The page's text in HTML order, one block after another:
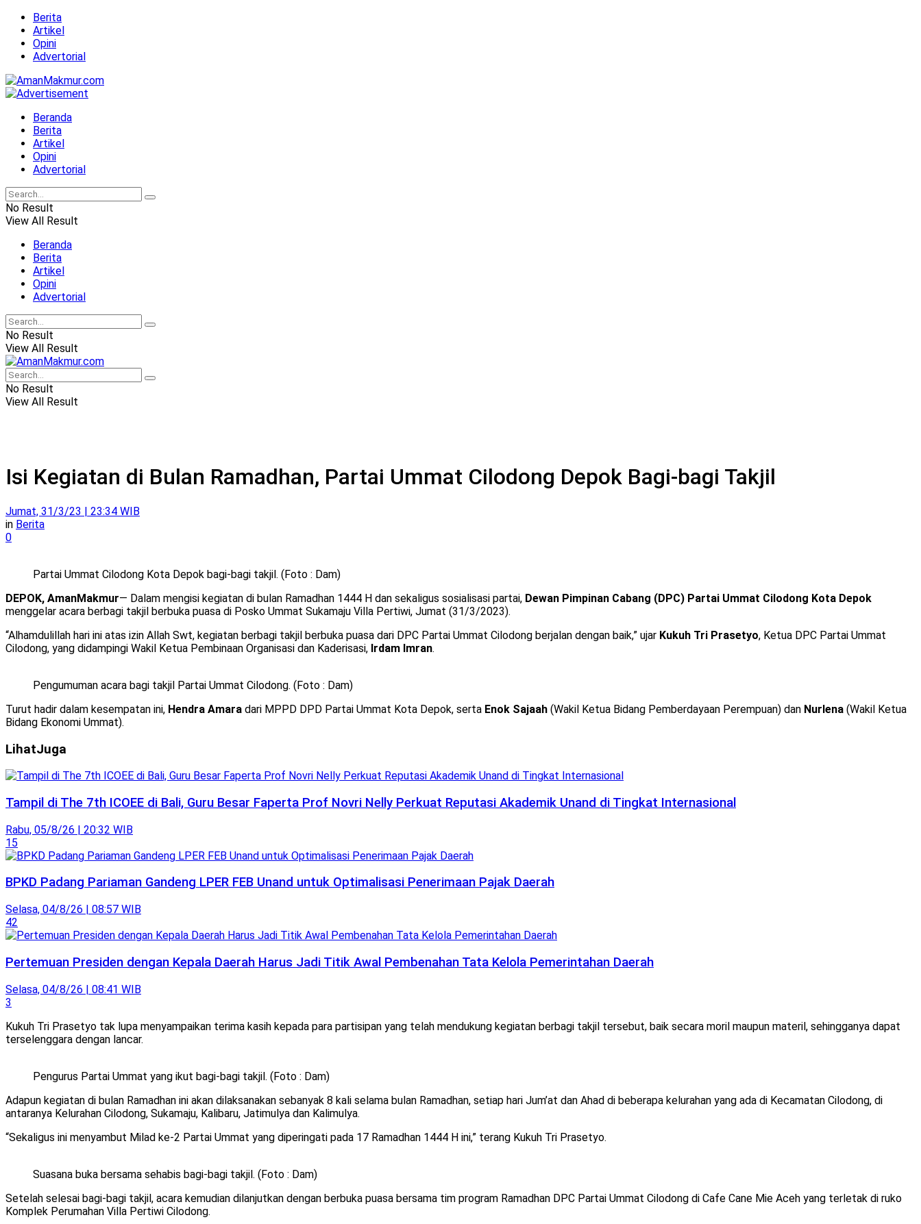
Berita
Artikel
Opini
Advertorial
Beranda
Berita
Artikel
Opini
Advertorial
No Result
View All Result
Beranda
Berita
Artikel
Opini
Advertorial
No Result
View All Result
No Result
View All Result
Isi Kegiatan di Bulan Ramadhan, Partai Ummat Cilodong Depok Bagi-bagi Takjil
Jumat, 31/3/23 | 23:34 WIB
in Berita
0
Partai Ummat Cilodong Kota Depok bagi-bagi takjil. (Foto : Dam)
DEPOK, AmanMakmur— Dalam mengisi kegiatan di bulan Ramadhan 1444 H dan sekaligus sosialisasi partai, Dewan Pimpinan Cabang (DPC) Partai Ummat Cilodong Kota Depok
menggelar acara berbagi takjil berbuka puasa di Posko Ummat Sukamaju Villa Pertiwi, Jumat (31/3/2023).
“Alhamdulillah hari ini atas izin Allah Swt, kegiatan berbagi takjil berbuka puasa dari DPC Partai Ummat Cilodong berjalan dengan baik,” ujar Kukuh Tri Prasetyo, Ketua DPC Partai Ummat
Cilodong, yang didampingi Wakil Ketua Pembinaan Organisasi dan Kaderisasi, Irdam Imran.
Pengumuman acara bagi takjil Partai Ummat Cilodong. (Foto : Dam)
Turut hadir dalam kesempatan ini, Hendra Amara dari MPPD DPD Partai Ummat Kota Depok, serta Enok Sajaah (Wakil Ketua Bidang Pemberdayaan Perempuan) dan Nurlena (Wakil Ketua
Bidang Ekonomi Ummat).
LihatJuga
Tampil di The 7th ICOEE di Bali, Guru Besar Faperta Prof Novri Nelly Perkuat Reputasi Akademik Unand di Tingkat Internasional
Rabu, 05/8/26 | 20:32 WIB
15
BPKD Padang Pariaman Gandeng LPER FEB Unand untuk Optimalisasi Penerimaan Pajak Daerah
Selasa, 04/8/26 | 08:57 WIB
42
Pertemuan Presiden dengan Kepala Daerah Harus Jadi Titik Awal Pembenahan Tata Kelola Pemerintahan Daerah
Selasa, 04/8/26 | 08:41 WIB
3
Kukuh Tri Prasetyo tak lupa menyampaikan terima kasih kepada para partisipan yang telah mendukung kegiatan berbagi takjil tersebut, baik secara moril maupun materil, sehingganya dapat
terselenggara dengan lancar.
Pengurus Partai Ummat yang ikut bagi-bagi takjil. (Foto : Dam)
Adapun kegiatan di bulan Ramadhan ini akan dilaksanakan sebanyak 8 kali selama bulan Ramadhan, setiap hari Jum’at dan Ahad di beberapa kelurahan yang ada di Kecamatan Cilodong, di
antaranya Kelurahan Cilodong, Sukamaju, Kalibaru, Jatimulya dan Kalimulya.
“Sekaligus ini menyambut Milad ke-2 Partai Ummat yang diperingati pada 17 Ramadhan 1444 H ini,” terang Kukuh Tri Prasetyo.
Suasana buka bersama sehabis bagi-bagi takjil. (Foto : Dam)
Setelah selesai bagi-bagi takjil, acara kemudian dilanjutkan dengan berbuka puasa bersama tim program Ramadhan DPC Partai Ummat Cilodong di Cafe Cane Mie Aceh yang terletak di ruko
Komplek Perumahan Villa Pertiwi Cilodong.